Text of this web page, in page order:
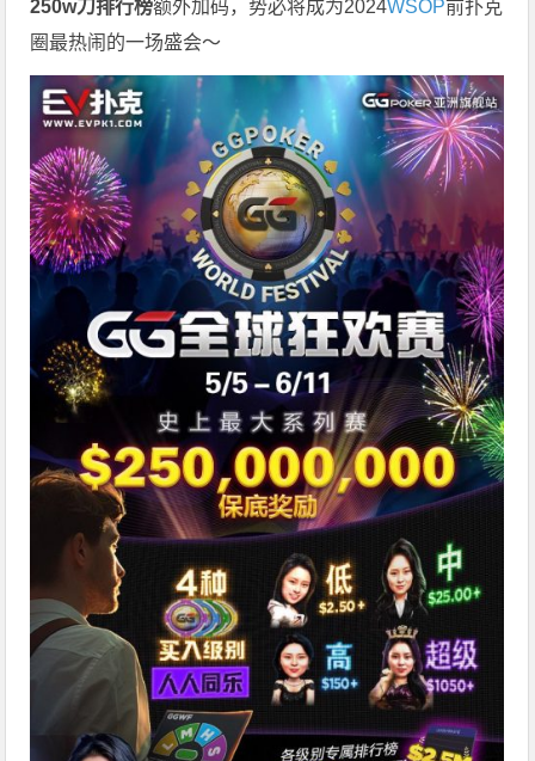
250w刀排行榜额外加码，势必将成为2024WSOP前扑克
圈最热闹的一场盛会～